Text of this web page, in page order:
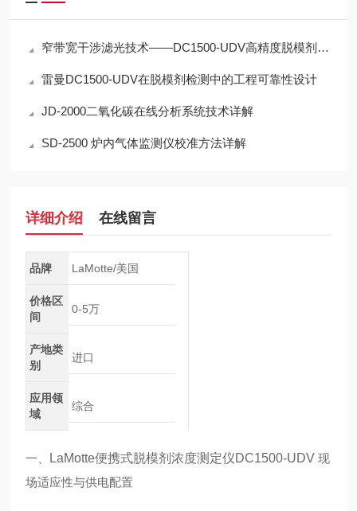
窄带宽干涉滤光技术——DC1500-UDV高精度脱模剂浓度检测的光学核心
雷曼DC1500-UDV在脱模剂检测中的工程可靠性设计
JD-2000二氧化碳在线分析系统技术详解
SD-2500 炉内气体监测仪校准方法详解
详细介绍 在线留言
品牌 LaMotte/美国
价格区
间
0-5万
产地类
别
进口
应用领
域
综合
一、 LaMotte便携式脱模剂浓度测定仪DC1500-UDV 现
场适应性与供电配置